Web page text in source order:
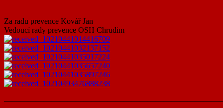
Za radu prevence Kovář Jan
Vedoucí rady prevence OSH Chrudim